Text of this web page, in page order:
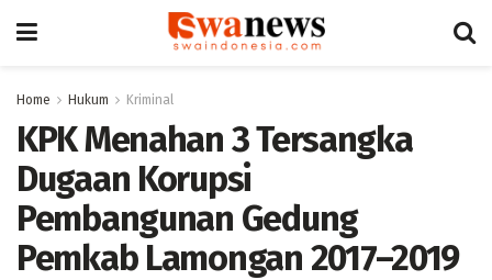
Home Hukum Kriminal
KPK Menahan 3 Tersangka
Dugaan Korupsi
Pembangunan Gedung
Pemkab Lamongan 2017–2019